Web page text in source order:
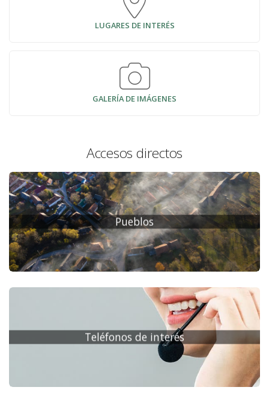
LUGARES DE INTERÉS
GALERÍA DE IMÁGENES
Accesos directos
Pueblos
Teléfonos de interés